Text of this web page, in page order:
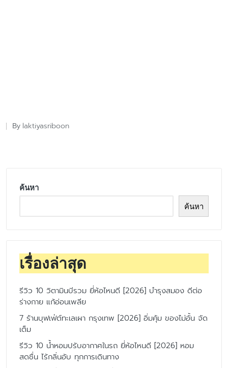
Posted
By laktiyasriboon
ค้นหา
ค้นหา
เรื่องล่าสุด
รีวิว 10 วิตามินบีรวม ยี่ห้อไหนดี [2026] บำรุงสมอง ดีต่อ
ร่างกาย แก้อ่อนเพลีย
7 ร้านบุฟเฟ่ต์ทะเลเผา กรุงเทพ [2026] อิ่มคุ้ม ของไม่อั้น จัด
เต็ม
รีวิว 10 น้ำหอมปรับอากาศในรถ ยี่ห้อไหนดี [2026] หอม
สดชื่น ไร้กลิ่นอับ ทุกการเดินทาง